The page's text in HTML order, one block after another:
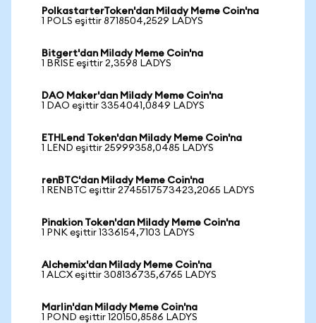
PolkastarterToken'dan Milady Meme Coin'na
1 POLS eşittir 8718504,2529 LADYS
Bitgert'dan Milady Meme Coin'na
1 BRISE eşittir 2,3598 LADYS
DAO Maker'dan Milady Meme Coin'na
1 DAO eşittir 3354041,0849 LADYS
ETHLend Token'dan Milady Meme Coin'na
1 LEND eşittir 25999358,0485 LADYS
renBTC'dan Milady Meme Coin'na
1 RENBTC eşittir 2745517573423,2065 LADYS
Pinakion Token'dan Milady Meme Coin'na
1 PNK eşittir 1336154,7103 LADYS
Alchemix'dan Milady Meme Coin'na
1 ALCX eşittir 308136735,6765 LADYS
Marlin'dan Milady Meme Coin'na
1 POND eşittir 120150,8586 LADYS